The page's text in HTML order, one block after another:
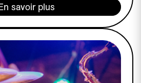
savoir plus